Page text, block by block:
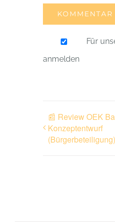
Für
anmelden
📰 Review OEK
Konzeptentwurf
(Bürgerbeteiligung)